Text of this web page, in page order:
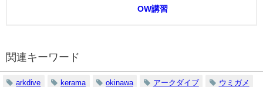
OW講習
関連キーワード
arkdive kerama okinawa アークダイブ ウミガメ